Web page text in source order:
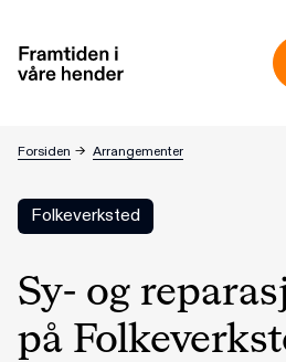
Forsiden → Arrangementer
Sy- og reparasjonskurs på Folkeverksted
Folkeverksted
Sy- og
på